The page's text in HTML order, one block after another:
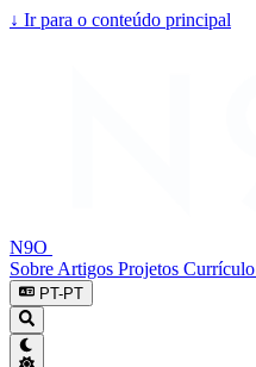
↓ Ir para o conteúdo principal
N9O
Sobre Artigos Projetos Currículo
PT-PT